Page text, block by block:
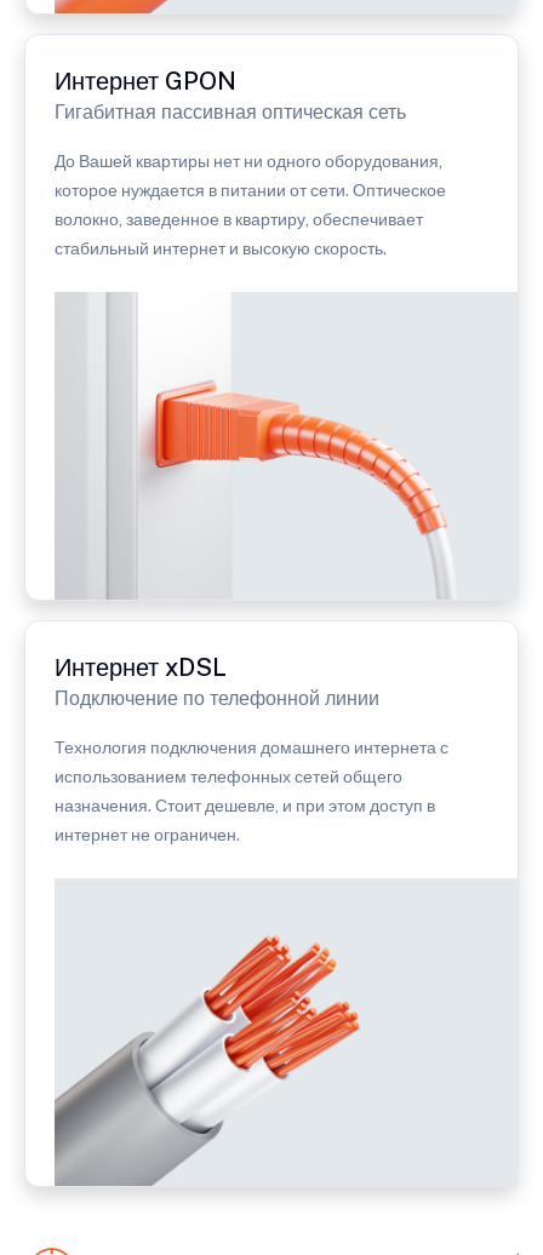
Интернет GPON
Гигабитная пассивная оптическая сеть
До Вашей квартиры нет ни одного оборудования,
которое нуждается в питании от сети. Оптическое
волокно, заведенное в квартиру, обеспечивает
стабильный интернет и высокую скорость.
Интернет xDSL
Подключение по телефонной линии
Технология подключения домашнего интернета с
использованием телефонных сетей общего
назначения. Стоит дешевле, и при этом доступ в
интернет не ограничен.